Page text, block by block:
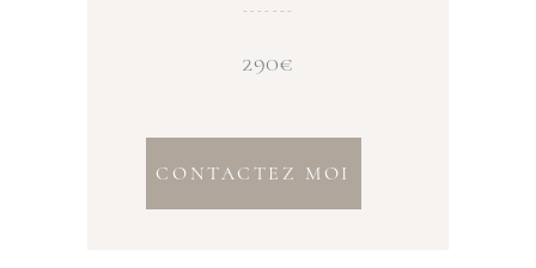
_______
290€
CONTACTEZ MOI